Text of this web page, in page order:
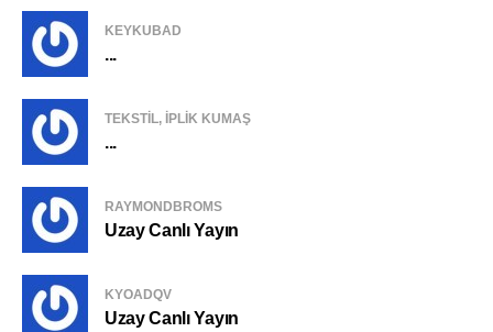
KEYKUBAD
...
TEKSTIL, IPLIK KUMAŞ
...
RAYMONDBROMS
Uzay Canlı Yayın
KYOADQV
Uzay Canlı Yayın